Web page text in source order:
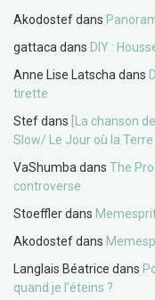
Akodostefdans
gattaca dans DIY :
Anne Lise Latscha dans
tirette
Stefdans
[La chanson
Slow/ Le Jour où la
VaShumba dans The
controverse
Stoefflerdans
Akodostefdans
Langlais Béatrice dans
quand je l’éteins ?